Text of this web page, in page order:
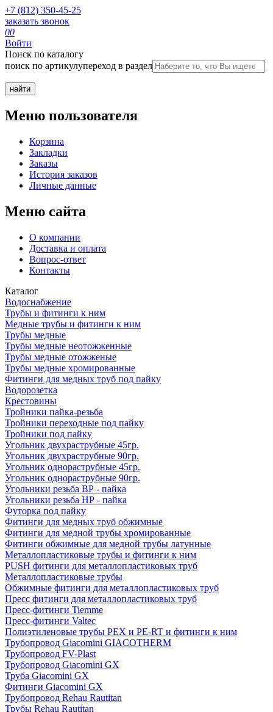
+7 (812) 350-45-25
заказать звонок
00
Войти
Поиск по каталогу
поиск по артикулупереход в раздел
Меню пользователя
Корзина
Закладки
Заказы
История заказов
Личные данные
Меню сайта
О компании
Доставка и оплата
Вопрос-ответ
Контакты
Каталог
Водоснабжение
Трубы и фитинги к ним
Медные трубы и фитинги к ним
Трубы медные
Трубы медные неотожженные
Трубы медные отожженые
Трубы медные хромированные
Фитинги для медных труб под пайку
Водорозетка
Крестовины
Тройники пайка-резьба
Тройники переходные под пайку
Тройники под пайку
Угольник двухраструбные 45гр.
Угольник двухраструбные 90гр.
Угольник однораструбные 45гр.
Угольник однораструбные 90гр.
Угольники резьба ВР - пайка
Угольники резьба НР - пайка
Футорка под пайку
Фитинги для медных труб обжимные
Фитинги для медной трубы хромированные
Фитинги обжимные для медной трубы латунные
Металлопластиковые трубы и фитинги к ним
PUSH фитинги для металлопластиковых труб
Металлопластиковые трубы
Обжимные фитинги для металлопластиковых труб
Пресс фитинги для металлопластиковых труб
Пресс-фитинги Tiemme
Пресс-фитинги Valtec
Полиэтиленовые трубы PEX и PE-RT и фитинги к ним
Трубопровод Giacomini GIACOTHERM
Трубопровод FV-Plast
Трубопровод Giacomini GX
Труба Giacomini GX
Фитинги Giacomini GX
Трубопровод Rehau Rautitan
Трубы Rehau Rautitan